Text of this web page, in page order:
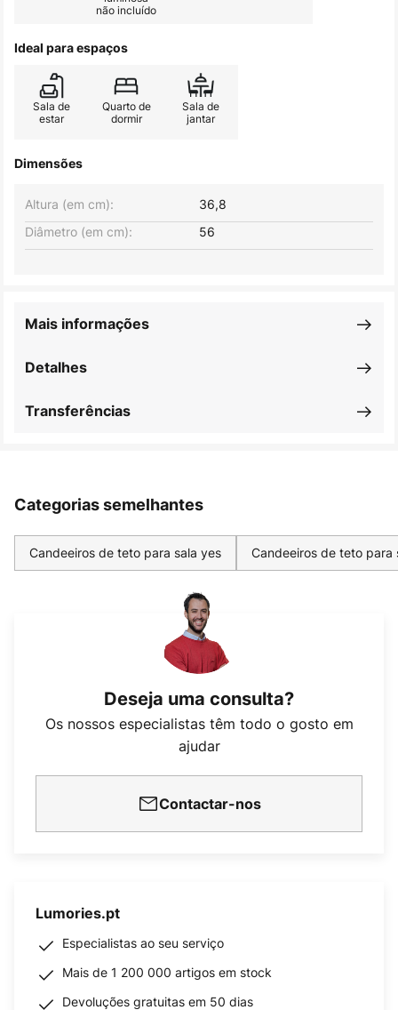
não incluído
Ideal para espaços
Sala de
estar
Quarto de
dormir
Sala de
jantar
Dimensões
Altura (em cm):
36,8
Diâmetro (em cm):
56
Detalhes
Mais informações
Transferências
Categorias semelhantes
Candeeiros de teto para sala yes Candeeiros de teto para
Deseja uma consulta?
Os nossos especialistas têm todo o gosto em
ajudar
Contactar-nos
Lumories.pt
Especialistas ao seu serviço
Mais de 1 200 000 artigos em stock
Devoluções gratuitas em 50 dias